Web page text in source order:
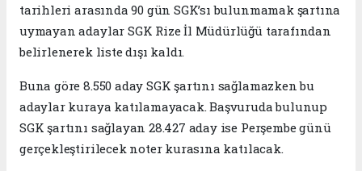
tarihleri arasında 90 gün SGK’sı bulunmamak şartına
uymayan adaylar SGK Rize İl Müdürlüğü tarafından
belirlenerek liste dışı kaldı.
Buna göre 8.550 aday SGK şartını sağlamazken bu
adaylar kuraya katılamayacak. Başvuruda bulunup
SGK şartını sağlayan 28.427 aday ise Perşembe günü
gerçekleştirilecek noter kurasına katılacak.